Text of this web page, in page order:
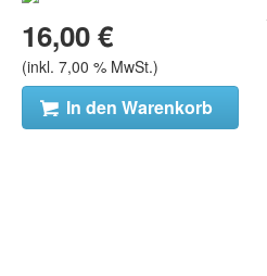
16,00 €
(inkl. 7,00 % MwSt.)
In den Warenkorb